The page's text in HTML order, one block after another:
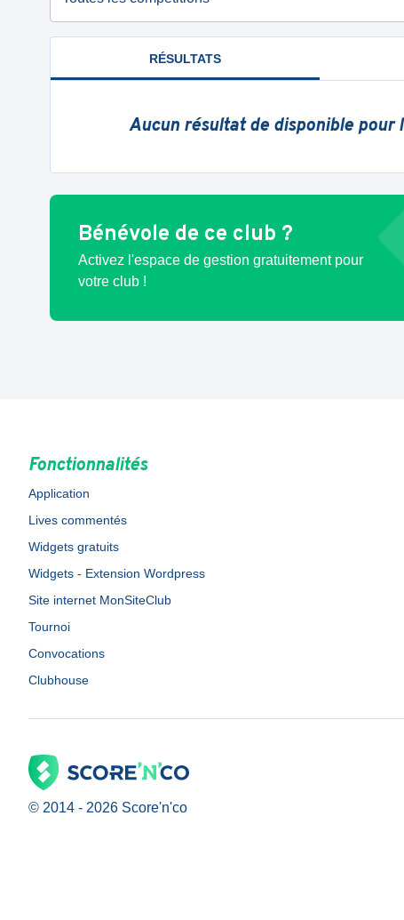
RÉSULTATS
Aucun résultat de disponible pour
Bénévole de ce club ?
Activez l'espace de gestion gratuitement pour
votre club !
Fonctionnalités
Application
Lives commentés
Widgets gratuits
Widgets - Extension Wordpress
Site internet MonSiteClub
Tournoi
Convocations
Clubhouse
© 2014 - 2026 Score'n'co